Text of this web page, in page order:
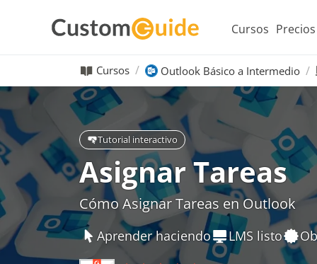
Cursos Precios
Cursos Outlook Básico a Intermedio
Tutorial interactivo
Asignar Tareas
Cómo Asignar Tareas en Outlook
Aprender haciendo LMS listo